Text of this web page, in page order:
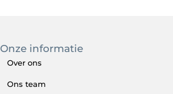
Onze informatie
Over ons
Ons team